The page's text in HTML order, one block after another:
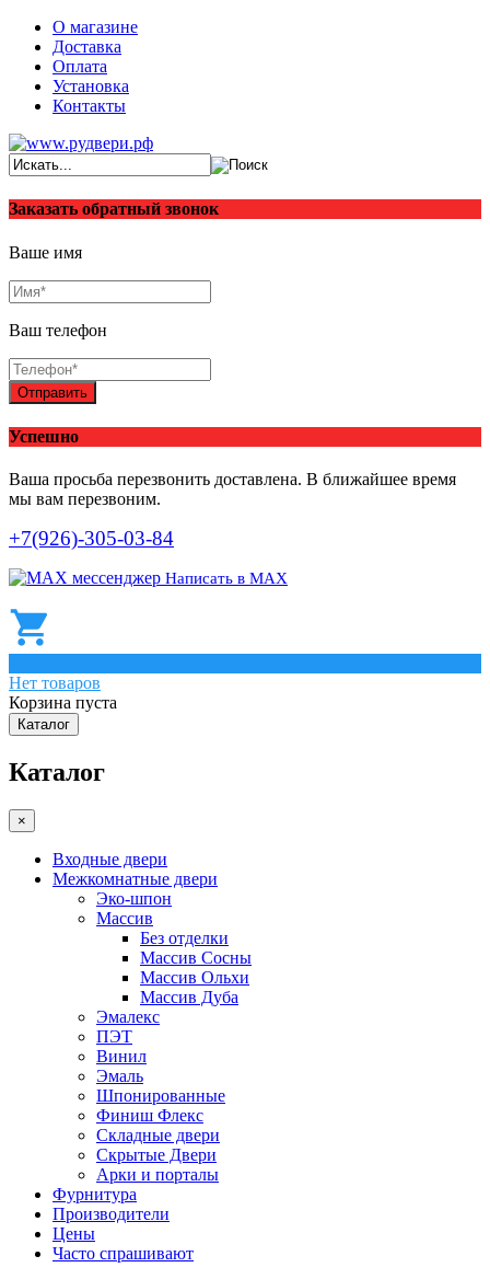
О магазине
Доставка
Оплата
Установка
Контакты
Заказать обратный звонок
Ваше имя
Ваш телефон
Отправить
Успешно
Ваша просьба перезвонить доставлена. В ближайшее время
мы вам перезвоним.
+7(926)-305-03-84
Написать в МАХ
Нет товаров
Корзина пуста
Каталог
Каталог
×
Входные двери
Межкомнатные двери
Эко-шпон
Массив
Без отделки
Массив Сосны
Массив Ольхи
Массив Дуба
Эмалекс
ПЭТ
Винил
Эмаль
Шпонированные
Финиш Флекс
Складные двери
Скрытые Двери
Арки и порталы
Фурнитура
Производители
Цены
Часто спрашивают